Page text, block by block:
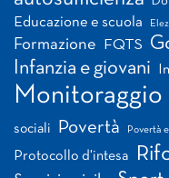
Educazione e scuola
Formazione FQTS
Infanzia e giovani
Monitoraggio
sociali Povertà Povertà
Protocollo d'intesa